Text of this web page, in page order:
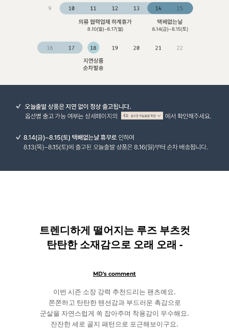
트렌디하게 떨어지는 루즈 부츠컷
탄탄한 소재감으로 오래 오래 -
MD's comment
이번 시즌 소장 강력 추천드리는 팬츠예요.
쫀쫀하고 탄탄한 텐션감과 부드러운 촉감으로
군살을 자연스럽게 쏙 잡아주며 착용감이 우수해요.
잔잔한 세로 골지 패턴으로 포근해보이구요.